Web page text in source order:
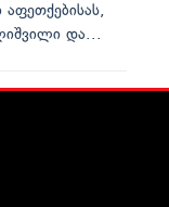
და...